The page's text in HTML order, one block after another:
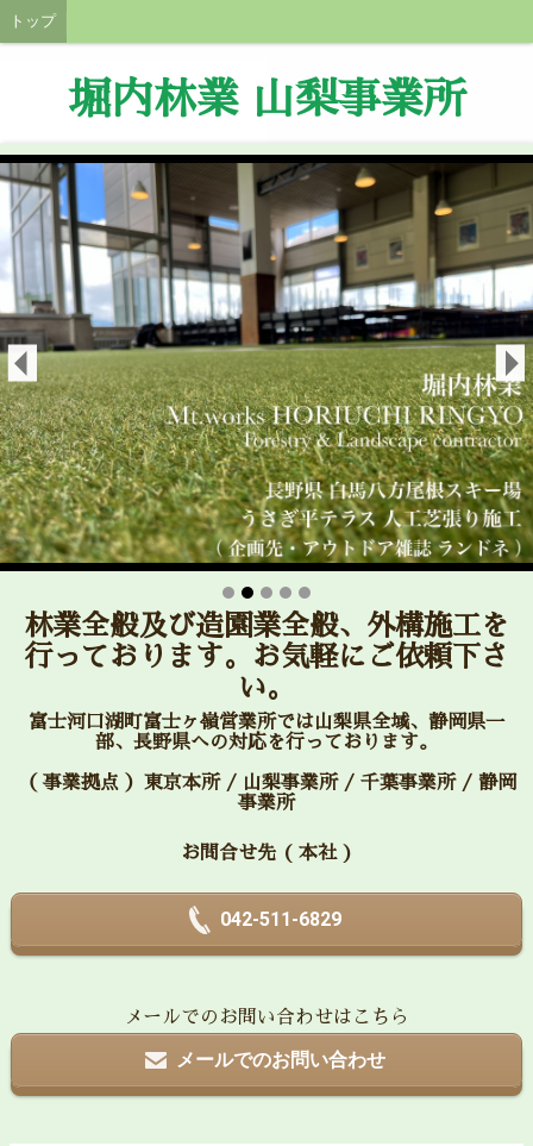
トップ
堀内林業 山梨事業所
林業全般及び造園業全般、外構施工を
行っております。お気軽にご依頼下さ
い。
富士河口湖町富士ヶ嶺営業所では山梨県全域、静岡県一
部、長野県への対応を行っております。
（ 事業拠点 ）東京本所 / 山梨事業所 / 千葉事業所 / 静岡
事業所
お問合せ先 ( 本社 )
042-511-6829
メールでのお問い合わせはこちら
メールでのお問い合わせ